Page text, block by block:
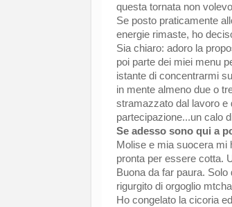
questa tornata non
Se posto praticamente
energie rimaste, ho
Sia chiaro: adoro la
poi parte dei miei menu
istante di concentrarmi
in mente almeno due o
stramazzato dal lavoro e
partecipazione...un calo
Se adesso sono qui a
Molise e mia suocera mi
pronta per essere cotta.
Buona da far paura.
rigurgito di orgoglio
Ho congelato la cicoria